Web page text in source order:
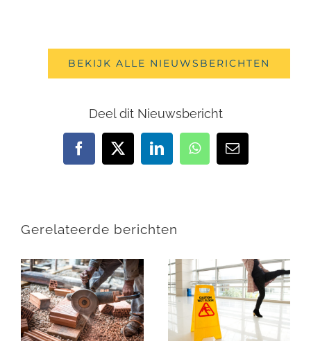
BEKIJK ALLE NIEUWSBERICHTEN
Deel dit Nieuwsbericht
Facebook
X LinkedInWhatsApp
E-
mail
Gerelateerde berichten